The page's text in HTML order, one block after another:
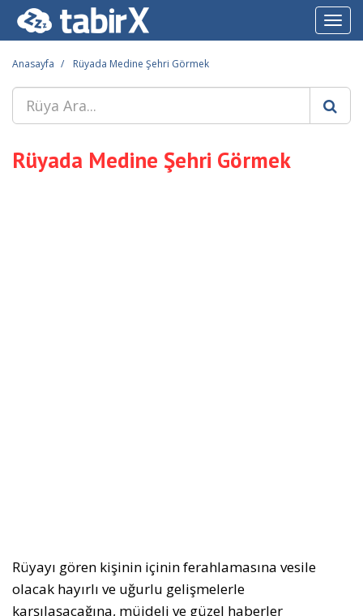
Anasayfa Rüyada Medine Şehri Görmek
Rüyada Medine Şehri Görmek
Rüyayı gören kişinin içinin ferahlamasına vesile
olacak hayırlı ve uğurlu gelişmelerle
karşılaşacağına, müjdeli ve güzel haberler